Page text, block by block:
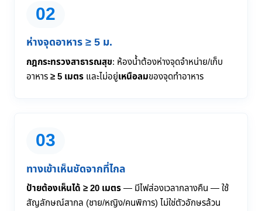
02
ห่างจุดอาหาร ≥ 5 ม.
กฎกระทรวงสาธารณสุข: ห้องน้ำต้องห่างจุดจำหน่าย/เก็บ
อาหาร≥ 5 เมตร และไม่อยู่เหนือลมของจุดทำอาหาร
03
ทางเข้าเห็นชัดจากที่ไกล
ป้ายต้องเห็นได้ ≥ 20 เมตร— มีไฟส่องเวลากลางคืน — ใช้
สัญลักษณ์สากล (ชาย/หญิง/คนพิการ) ไม่ใช่ตัวอักษรล้วน